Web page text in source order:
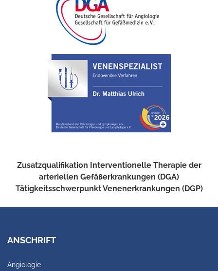
Zusatzqualifikation Interventionelle Therapie der
arteriellen Gefäßerkrankungen (DGA)
Tätigkeitsschwerpunkt Venenerkrankungen (DGP)
ANSCHRIFT
Angiologie